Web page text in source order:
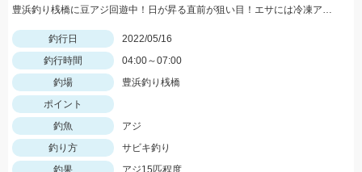
豊浜釣り桟橋に豆アジ回遊中！日が昇る直前が狙い目！エサには冷凍アミエビ＆王道アジを使用しました！
釣行日
2022/05/16
釣行時間
04:00～07:00
釣場
豊浜釣り桟橋
ポイント
釣魚
アジ
釣り方
サビキ釣り
釣果
アジ15匹程度